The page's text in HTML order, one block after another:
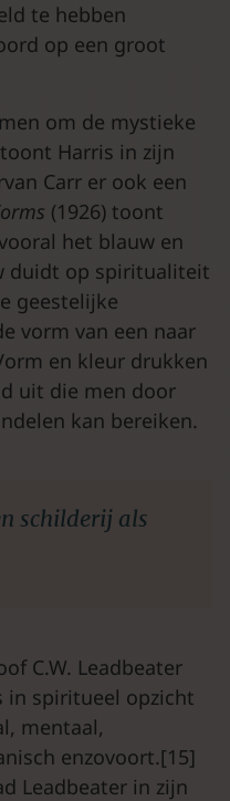
te hebben
op een groot
om de mystieke
Harris in zijn
Carr er ook een
(1926) toont
het blauw en
duidt op spiritualiteit
geestelijke
vorm van een naar
en kleur drukken
uit die men door
kan bereiken.
schilderij als
C.W. Leadbeater
in spiritueel opzicht
mentaal,
enzovoort.[15]
Leadbeater in zijn